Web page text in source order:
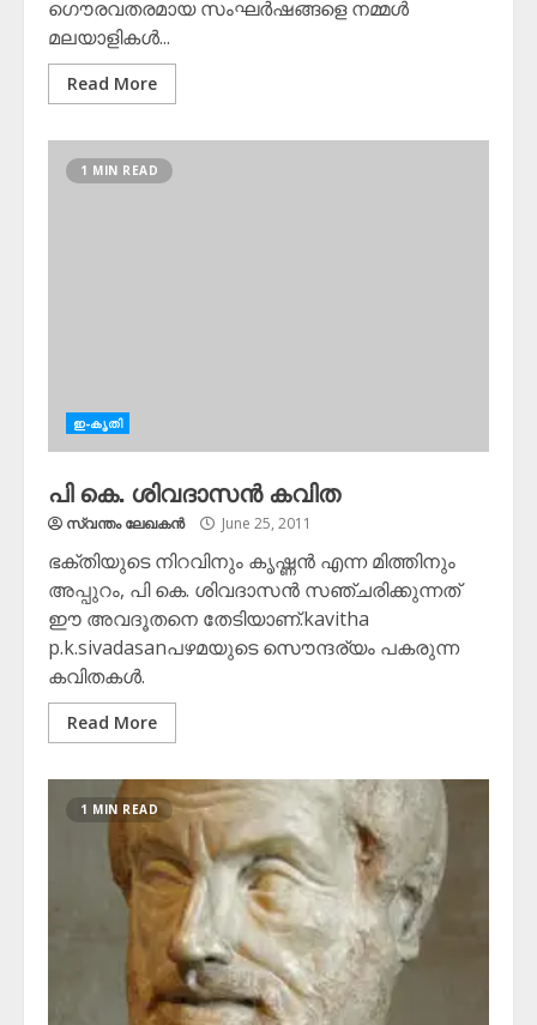
ഗൌരവതരമായ സംഘര്‍ഷങ്ങളെ നമ്മള്‍
മലയാളികള്‍...
Read More
1 MIN READ
ഇ-കൃതി
പി കെ. ശിവദാസന്‍ കവിത
സ്വന്തം ലേഖകന്‍ June 25, 2011
ഭക്തിയുടെ നിറവിനും കൃഷ്ണന്‍ എന്ന മിത്തിനും
അപ്പുറം, പി കെ. ശിവദാസന്‍ സഞ്ചരിക്കുന്നത്
ഈ അവദൂതനെ തേടിയാണ്.kavitha
p.k.sivadasanപഴമയുടെ സൌന്ദര്യം പകരുന്ന
കവിതകള്‍.
Read More
1 MIN READ